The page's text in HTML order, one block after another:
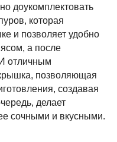
доукомплектовать
которая
и позволяет удобно
а после
отличным
позволяющая
создавая
делает
сочными и вкусными.